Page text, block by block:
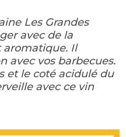
Les Grandes
avec de la
aromatique. Il
avec vos barbecues.
et le coté acidulé du
avec ce vin